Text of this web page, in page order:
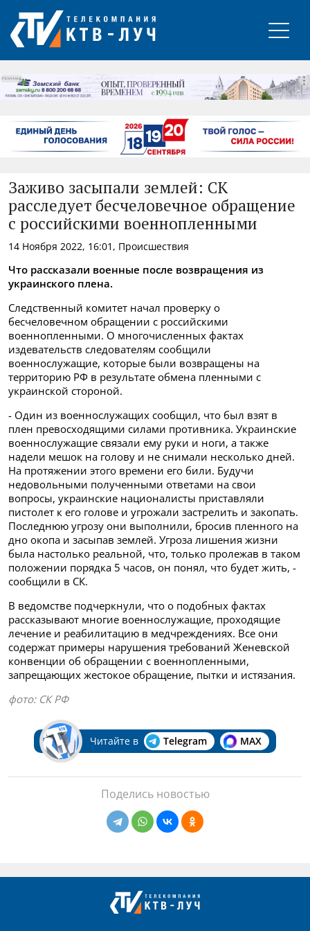
РЕКЛАМА
Заживо засыпали землей: СК
расследует бесчеловечное обращение
с российскими военнопленными
14 Ноября 2022, 16:01, Происшествия
Что рассказали военные после возвращения из
украинского плена.
Следственный комитет начал проверку о
бесчеловечном обращении с российскими
военнопленными. О многочисленных фактах
издевательств следователям сообщили
военнослужащие, которые были возвращены на
территорию РФ в результате обмена пленными с
украинской стороной.
- Один из военнослужащих сообщил, что был взят в
плен превосходящими силами противника. Украинские
военнослужащие связали ему руки и ноги, а также
надели мешок на голову и не снимали несколько дней.
На протяжении этого времени его били. Будучи
недовольными полученными ответами на свои
вопросы, украинские националисты приставляли
пистолет к его голове и угрожали застрелить и закопать.
Последнюю угрозу они выполнили, бросив пленного на
дно окопа и засыпав землей. Угроза лишения жизни
была настолько реальной, что, только пролежав в таком
положении порядка 5 часов, он понял, что будет жить, -
сообщили в СК.
В ведомстве подчеркнули, что о подобных фактах
рассказывают многие военнослужащие, проходящие
лечение и реабилитацию в медчреждениях. Все они
содержат примеры нарушения требований Женевской
конвенции об обращении с военнопленными,
запрещающих жестокое обращение, пытки и истязания.
фото: СК РФ
Читайте в Telegram MAX
Поделись новостью